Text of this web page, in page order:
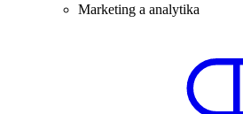
Marketing a analytika